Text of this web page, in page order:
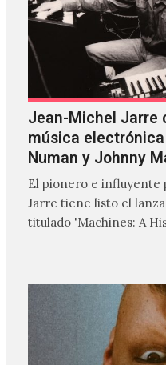
Jean-Michel Jarre
música electrónica
Numan y Johnny
El pionero e influyente
Jarre tiene listo el
titulado 'Machines: A